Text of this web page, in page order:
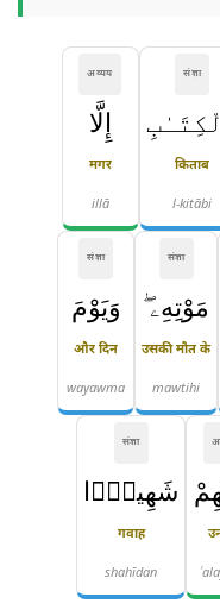
संज्ञा
किताब
l-kitābi
अव्यय
إِلَّا
मगर
illā
संज्ञा
مَوْتِهِۦ ۖ
उसकी मौत के
mawtihi
संज्ञा
وَيَوْمَ
और दिन
wayawma
संज्ञा
شَهِيدًۭا
गवाह
shahīdan